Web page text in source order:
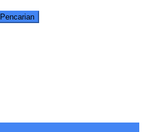
Pencarian